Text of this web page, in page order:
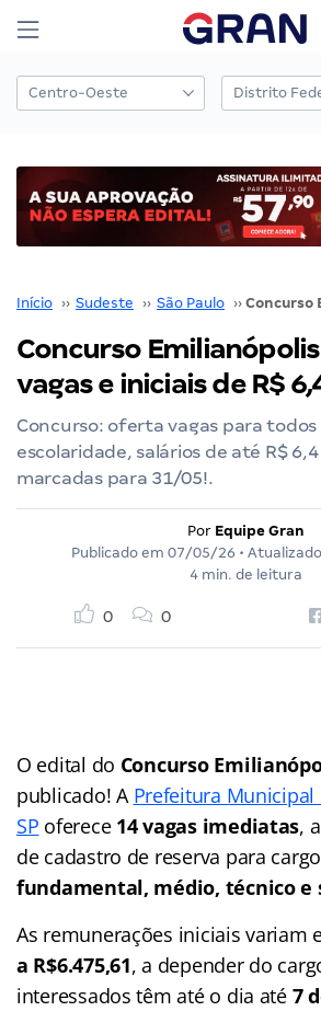
Início ›› Sudeste ›› São Paulo ››
Concurso Emilianópolis
vagas e iniciais de R$
Concurso: oferta vagas para todos
escolaridade, salários de até R$
marcadas para 31/05!.
Por Equipe Gran
Publicado em 07/05/26 •
4 min. de leitura
0 0
O edital do Concurso
publicado! A Prefeitura
SP oferece 14 vagas imediatas,
de cadastro de reserva para
fundamental, médio, técnico e
As remunerações iniciais variam
a R$6.475,61, a depender do
interessados têm até o dia até 7